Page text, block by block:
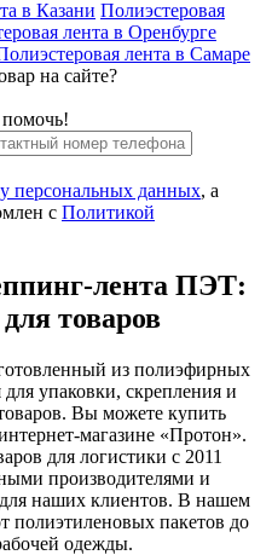
в Казани Полиэстеровая
лента в Оренбурге
лента в Самаре
на сайте?
персональных данных, а
с Политикой
лента ПЭТ:
товаров
из полиэфирных
упаковки, скрепления и
Вы можете купить
магазине «Протон».
для логистики с 2011
производителями и
наших клиентов. В нашем
полиэтиленовых пакетов до
одежды.